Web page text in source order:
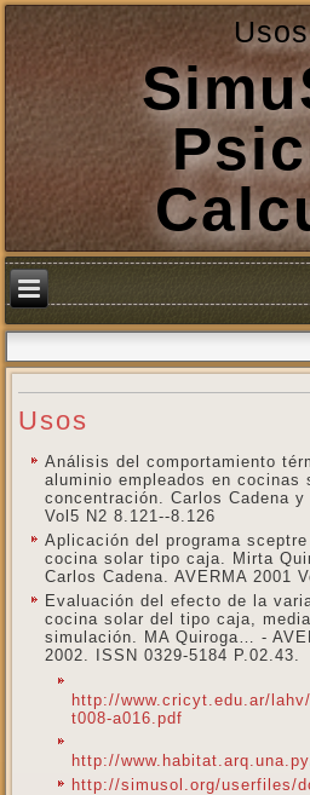
Usos
Usos
Análisis del comportamiento
aluminio empleados en cocinas
concentración. Carlos Cadena
Vol5 N2 8.121--8.126
Aplicación del programa
cocina solar tipo caja. Mirta
Carlos Cadena. AVERMA 2001
Evaluación del efecto de la
cocina solar del tipo caja,
simulación. MA Quiroga… -
2002. ISSN 0329-5184 P.02.43.
http://www.cricyt.edu.ar/
t008-a016.pdf
http://
http://simusol.org/userfiles/